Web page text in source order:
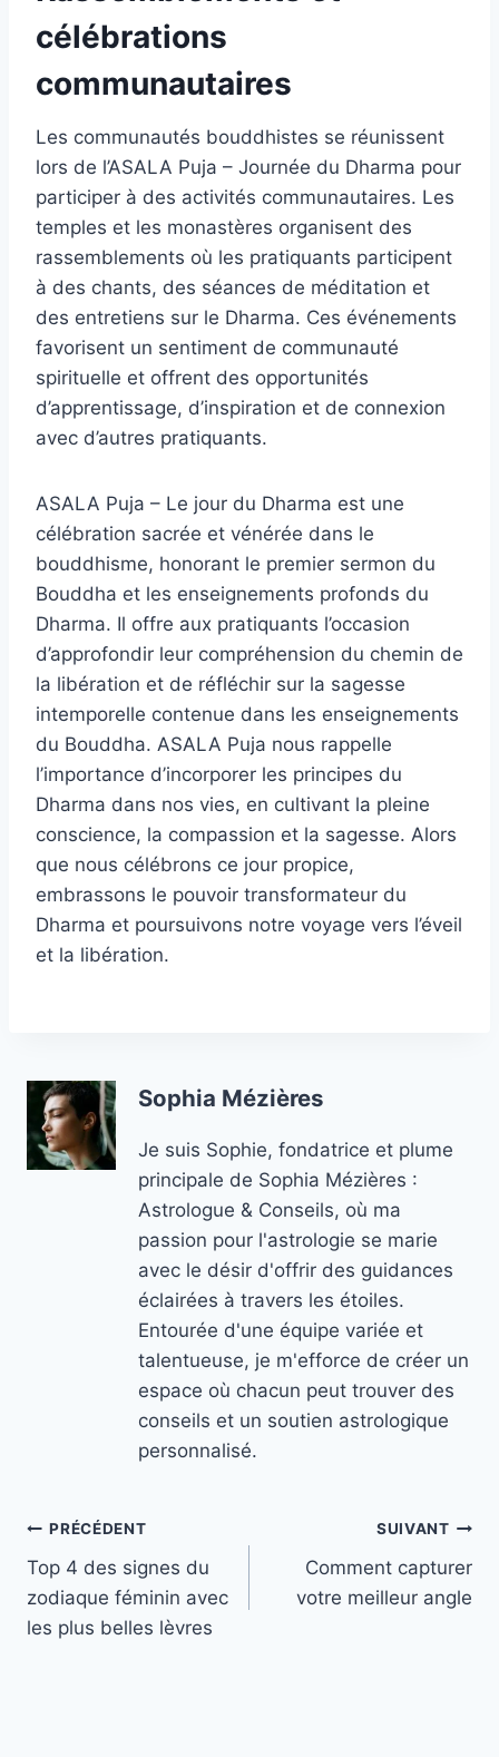
célébrations
communautaires
Les communautés bouddhistes se réunissent
lors de l’ASALA Puja – Journée du Dharma pour
participer à des activités communautaires. Les
temples et les monastères organisent des
rassemblements où les pratiquants participent
à des chants, des séances de méditation et
des entretiens sur le Dharma. Ces événements
favorisent un sentiment de communauté
spirituelle et offrent des opportunités
d’apprentissage, d’inspiration et de connexion
avec d’autres pratiquants.
ASALA Puja – Le jour du Dharma est une
célébration sacrée et vénérée dans le
bouddhisme, honorant le premier sermon du
Bouddha et les enseignements profonds du
Dharma. Il offre aux pratiquants l’occasion
d’approfondir leur compréhension du chemin de
la libération et de réfléchir sur la sagesse
intemporelle contenue dans les enseignements
du Bouddha. ASALA Puja nous rappelle
l’importance d’incorporer les principes du
Dharma dans nos vies, en cultivant la pleine
conscience, la compassion et la sagesse. Alors
que nous célébrons ce jour propice,
embrassons le pouvoir transformateur du
Dharma et poursuivons notre voyage vers l’éveil
et la libération.
Sophia Mézières
Je suis Sophie, fondatrice et plume
principale de Sophia Mézières :
Astrologue & Conseils, où ma
passion pour l'astrologie se marie
avec le désir d'offrir des guidances
éclairées à travers les étoiles.
Entourée d'une équipe variée et
talentueuse, je m'efforce de créer un
espace où chacun peut trouver des
conseils et un soutien astrologique
personnalisé.
Navigation
de
l’article
PRÉCÉDENT
Top 4 des signes du
zodiaque féminin avec
les plus belles lèvres
SUIVANT
Comment capturer
votre meilleur angle